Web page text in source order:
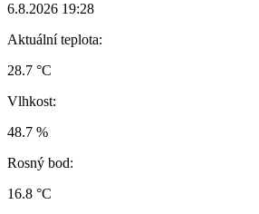
6.8.2026 19:28
Aktuální teplota:
28.7 °C
Vlhkost:
48.7 %
Rosný bod:
16.8 °C